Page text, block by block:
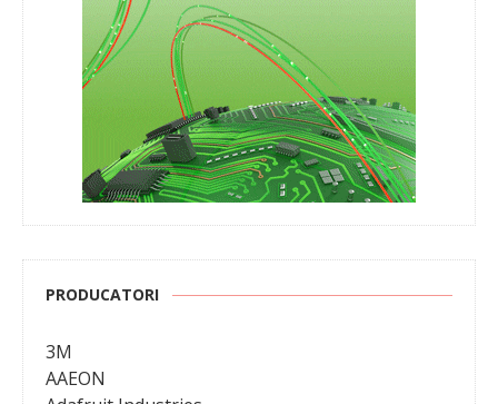
PRODUCATORI
3M
AAEON